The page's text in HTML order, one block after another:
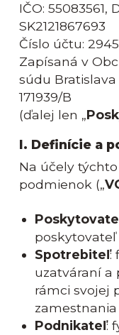
IČO: 55083561,
SK2121867693
Číslo účtu:
Zapísaná v
súdu Bratislava
171939/B
(ďalej len „
I. Definície a
Na účely
podmienok („
poskytovateľ
Spotrebiteľ:
uzatváraní a
rámci svojej
Podnikateľ: